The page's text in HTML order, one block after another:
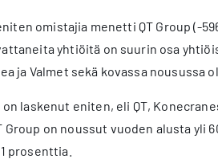
omistajia menetti QT Group (-
yhtiöitä on suurin osa
ja Valmet sekä kovassa nousussa
laskenut eniten, eli QT,
on noussut vuoden alusta yli
prosenttia.